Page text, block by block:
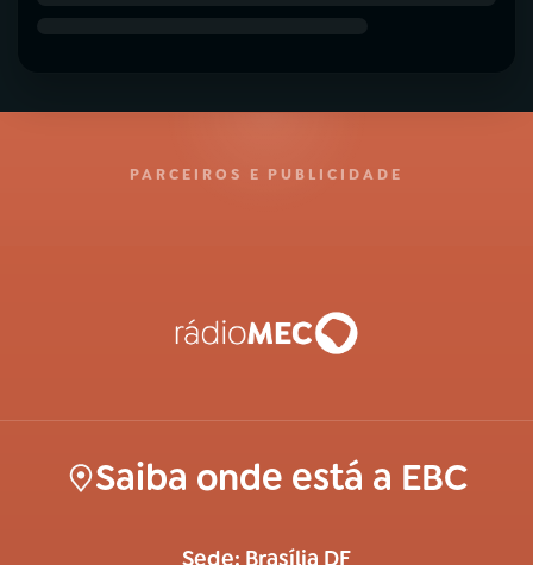
PARCEIROS E PUBLICIDADE
Saiba onde está a EBC